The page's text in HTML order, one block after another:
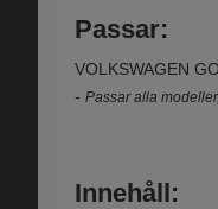
Passar:
VOLKSWAGEN
- Passar alla
Innehåll: